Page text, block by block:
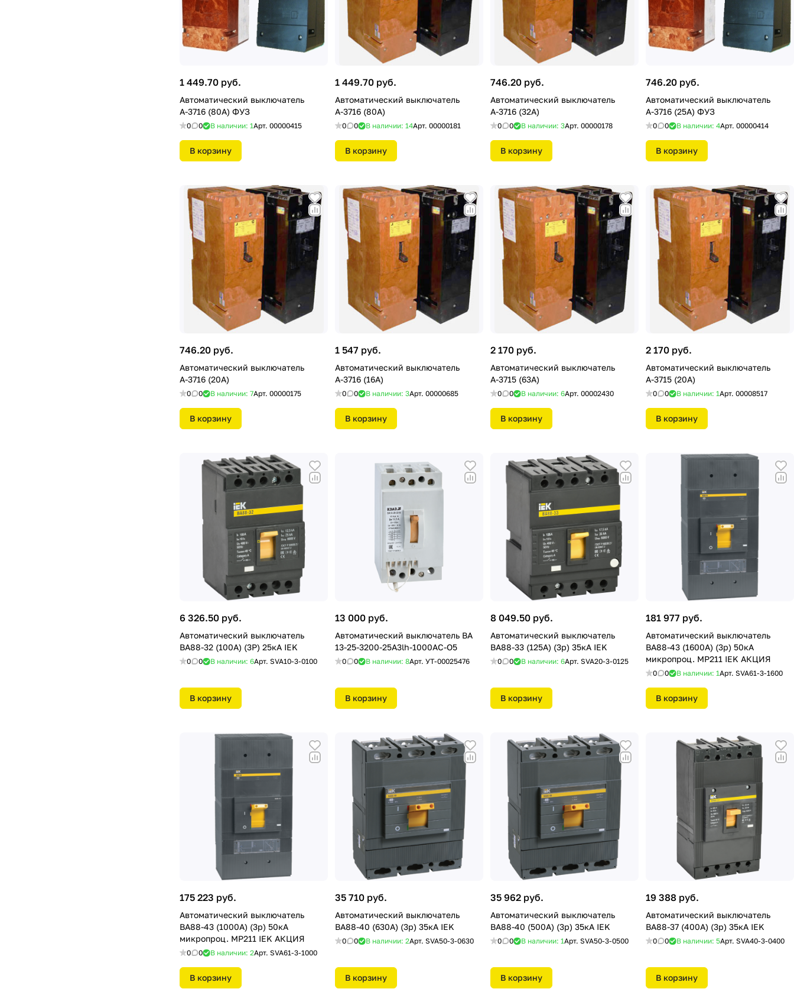
1 449.70 руб.
Автоматический выключатель
А-3716 (80А) ФУЗ
0 0 В наличии: 1Арт. 00000415
В корзину
1 449.70 руб.
Автоматический выключатель
А-3716 (80А)
0 0 В наличии: 14Арт. 00000181
В корзину
746.20 руб.
Автоматический выключатель
А-3716 (32А)
0 0 В наличии: 3Арт. 00000178
В корзину
746.20 руб.
Автоматический выключатель
А-3716 (25А) ФУЗ
0 0 В наличии: 4Арт. 00000414
В корзину
746.20 руб.
Автоматический выключатель
А-3716 (20А)
0 0 В наличии: 7Арт. 00000175
В корзину
1 547 руб.
Автоматический выключатель
А-3716 (16А)
0 0 В наличии: 3Арт. 00000685
В корзину
2 170 руб.
Автоматический выключатель
А-3715 (63А)
0 0 В наличии: 6Арт. 00002430
В корзину
2 170 руб.
Автоматический выключатель
А-3715 (20А)
0 0 В наличии: 1Арт. 00008517
В корзину
6 326.50 руб.
Автоматический выключатель
ВА88-32 (100А) (3Р) 25кА IEK
0 0 В наличии: 6Арт. SVA10-3-0100
В корзину
13 000 руб.
Автоматический выключатель ВА
13-25-3200-25А3lh-1000AC-О5
0 0 В наличии: 8Арт. УТ-00025476
В корзину
8 049.50 руб.
Автоматический выключатель
ВА88-33 (125А) (3р) 35кА IEK
0 0 В наличии: 6Арт. SVA20-3-0125
В корзину
181 977 руб.
Автоматический выключатель
ВА88-43 (1600А) (3р) 50кА
микропроц. МР211 IEK АКЦИЯ
0 0 В наличии: 1Арт. SVA61-3-1600
В корзину
175 223 руб.
Автоматический выключатель
ВА88-43 (1000А) (3р) 50кА
микропроц. МР211 IEK АКЦИЯ
0 0 В наличии: 2Арт. SVA61-3-1000
В корзину
35 710 руб.
Автоматический выключатель
ВА88-40 (630А) (3р) 35кА IEK
0 0 В наличии: 2Арт. SVA50-3-0630
В корзину
35 962 руб.
Автоматический выключатель
ВА88-40 (500А) (3р) 35кА IEK
0 0 В наличии: 1Арт. SVA50-3-0500
В корзину
19 388 руб.
Автоматический выключатель
ВА88-37 (400А) (3р) 35кА IEK
0 0 В наличии: 5Арт. SVA40-3-0400
В корзину